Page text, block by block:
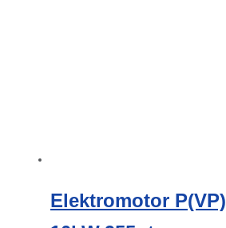
Elektromotor